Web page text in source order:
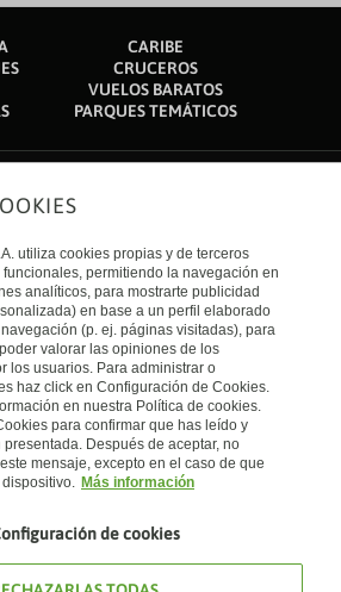
CARIBE
CRUCEROS
VUELOS BARATOS
PARQUES TEMÁTICOS
inglés
utiliza cookies propias y de terceros
permitiendo la navegación en
analíticos, para mostrarte publicidad
en base a un perfil elaborado
(p. ej. páginas visitadas), para
valorar las opiniones de los
los usuarios. Para administrar o
haz click en Configuración de Cookies.
en nuestra Política de cookies.
para confirmar que has leído y
Después de aceptar, no
mensaje, excepto en el caso de que
Más información
de cookies